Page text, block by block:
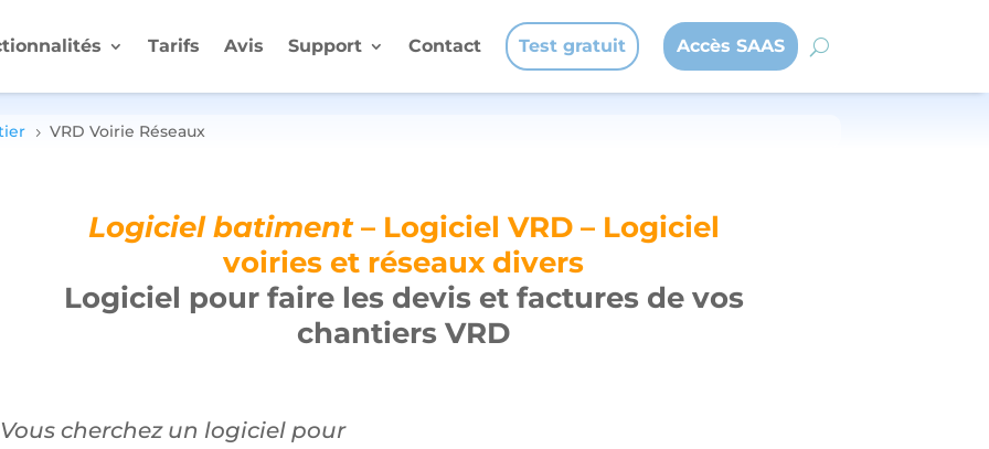
Tarifs Avis Support Contact Test gratuit Accès SAAS
5 VRD Voirie Réseaux
Logiciel batiment– Logiciel VRD – Logiciel
voiries et réseaux divers
Logiciel pour faire les devis et factures de vos
chantiers VRD
Vous cherchez un logiciel pour